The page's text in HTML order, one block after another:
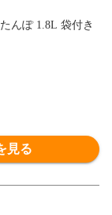
んぽ 1.8L 袋付き
見る